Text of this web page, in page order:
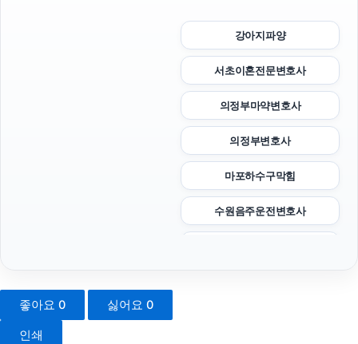
강아지파양
서초이혼전문변호사
의정부마약변호사
의정부변호사
마포하수구막힘
수원음주운전변호사
좋아요 0 싫어요 0
인쇄